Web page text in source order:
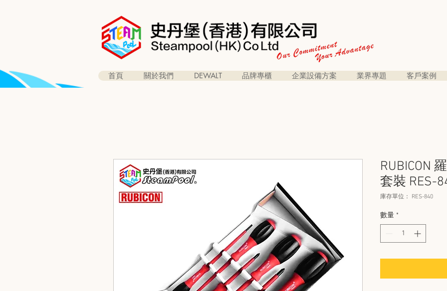
首頁 關於我們 DEWALT 品牌專櫃 企業設備方案 業界專題 客戶案例
RUBICON
套裝 RES-
庫存單位： RES-840
數量 *